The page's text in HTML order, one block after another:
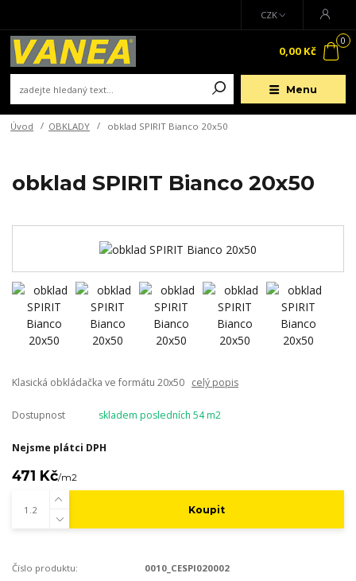
Menu
CZK
0
0,00 Kč
Úvod OBKLADY obklad SPIRIT Bianco 20x50
obklad SPIRIT Bianco 20x50
Klasická obkládačka ve formátu 20x50 celý popis
Dostupnost skladem posledních 54 m2
Nejsme plátci DPH
471 Kč/m2
Koupit
Číslo produktu: 0010_CESPI020002